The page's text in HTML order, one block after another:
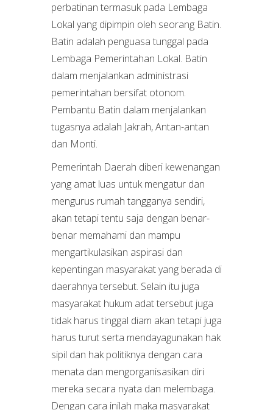
perbatinan termasuk pada Lembaga
Lokal yang dipimpin oleh seorang Batin.
Batin adalah penguasa tunggal pada
Lembaga Pemerintahan Lokal. Batin
dalam menjalankan administrasi
pemerintahan bersifat otonom.
Pembantu Batin dalam menjalankan
tugasnya adalah Jakrah, Antan-antan
dan Monti.
Pemerintah Daerah diberi kewenangan
yang amat luas untuk mengatur dan
mengurus rumah tangganya sendiri,
akan tetapi tentu saja dengan benar-
benar memahami dan mampu
mengartikulasikan aspirasi dan
kepentingan masyarakat yang berada di
daerahnya tersebut. Selain itu juga
masyarakat hukum adat tersebut juga
tidak harus tinggal diam akan tetapi juga
harus turut serta mendayagunakan hak
sipil dan hak politiknya dengan cara
menata dan mengorganisasikan diri
mereka secara nyata dan melembaga.
Dengan cara inilah maka masyarakat